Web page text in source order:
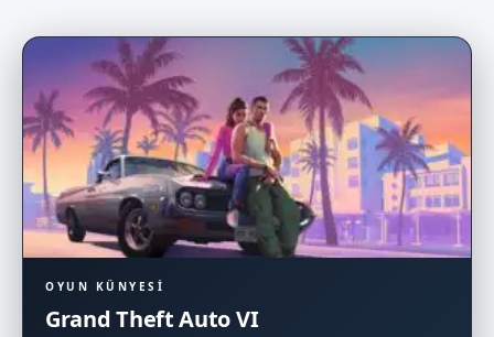
OYUN KÜNYESI
Grand Theft Auto VI